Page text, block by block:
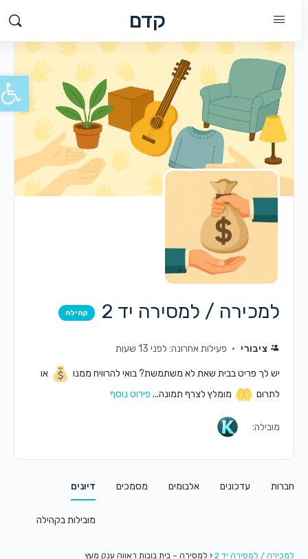
קדם
למכירה / למסירה יד 2 קהילה
ציבורי פעילות אחרונה: לפני 13 שעות
יש לך פריט בבית שאת לא משתמשת? בואי להרוויח ממנו
או
לתרום
מומלץ לצרף תמונה...פירוט נוסף
מובילה:
חברות עדכונים אלבומים מסמכים דיונים
מובילות בקהילה
למכירה / למסירה יד 2 ‹ למסירה – בית בובות ראווה ענק מעץ
פתח